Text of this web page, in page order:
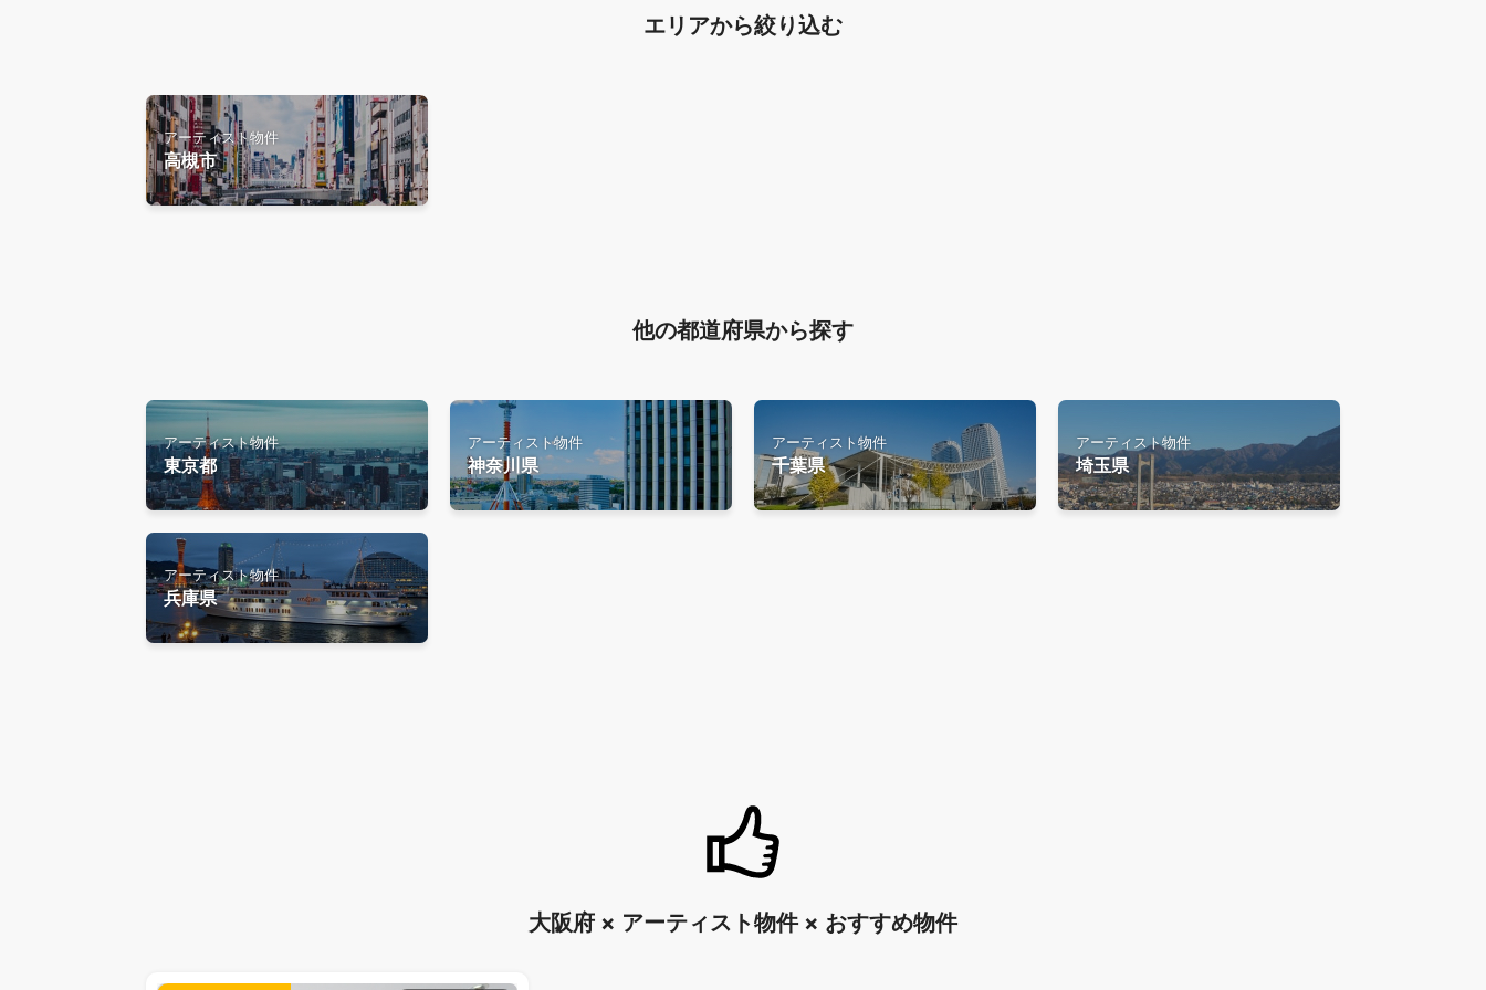
エリアから絞り込む
アーティスト物件
高槻市
他の都道府県から探す
アーティスト物件
東京都
アーティスト物件
神奈川県
アーティスト物件
千葉県
アーティスト物件
埼玉県
アーティスト物件
兵庫県
大阪府 × アーティスト物件 × おすすめ物件